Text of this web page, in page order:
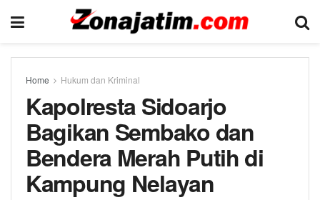
Home Hukum dan Kriminal
Kapolresta Sidoarjo
Bagikan Sembako dan
Bendera Merah Putih di
Kampung Nelayan